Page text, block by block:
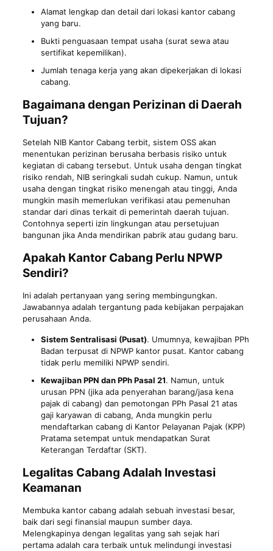
Alamat lengkap dan detail dari lokasi kantor cabang
yang baru.
Bukti penguasaan tempat usaha (surat sewa atau
sertifikat kepemilikan).
Jumlah tenaga kerja yang akan dipekerjakan di lokasi
cabang.
Bagaimana dengan Perizinan di Daerah
Tujuan?
Setelah NIB Kantor Cabang terbit, sistem OSS akan
menentukan perizinan berusaha berbasis risiko untuk
kegiatan di cabang tersebut. Untuk usaha dengan tingkat
risiko rendah, NIB seringkali sudah cukup. Namun, untuk
usaha dengan tingkat risiko menengah atau tinggi, Anda
mungkin masih memerlukan verifikasi atau pemenuhan
standar dari dinas terkait di pemerintah daerah tujuan.
Contohnya seperti izin lingkungan atau persetujuan
bangunan jika Anda mendirikan pabrik atau gudang baru.
Apakah Kantor Cabang Perlu NPWP
Sendiri?
Ini adalah pertanyaan yang sering membingungkan.
Jawabannya adalah tergantung pada kebijakan perpajakan
perusahaan Anda.
Sistem Sentralisasi (Pusat). Umumnya, kewajiban PPh
Badan terpusat di NPWP kantor pusat. Kantor cabang
tidak perlu memiliki NPWP sendiri.
Kewajiban PPN dan PPh Pasal 21. Namun, untuk
urusan PPN (jika ada penyerahan barang/jasa kena
pajak di cabang) dan pemotongan PPh Pasal 21 atas
gaji karyawan di cabang, Anda mungkin perlu
mendaftarkan cabang di Kantor Pelayanan Pajak (KPP)
Pratama setempat untuk mendapatkan Surat
Keterangan Terdaftar (SKT).
Legalitas Cabang Adalah Investasi
Keamanan
Membuka kantor cabang adalah sebuah investasi besar,
baik dari segi finansial maupun sumber daya.
Melengkapinya dengan legalitas yang sah sejak hari
pertama adalah cara terbaik untuk melindungi investasi